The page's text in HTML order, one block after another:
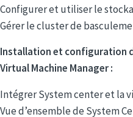
Configurer et utiliser le
Gérer le cluster de
Installation et configuration
Virtual Machine Manager :
Intégrer System center et la
Vue d’ensemble de System